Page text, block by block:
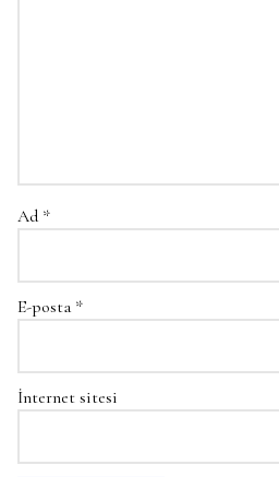
Ad *
E-posta *
İnternet sitesi